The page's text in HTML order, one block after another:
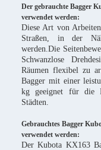
Der gebrauchte Bagger
verwendet werden:
Diese Art von
Straßen, in der
werden.Die
Schwanzlose
Räumen flexibel zu
Bagger mit einer
kg geeignet für die
Städten.
Gebrauchtes Bagger
verwendet werden:
Der Kubota KX163